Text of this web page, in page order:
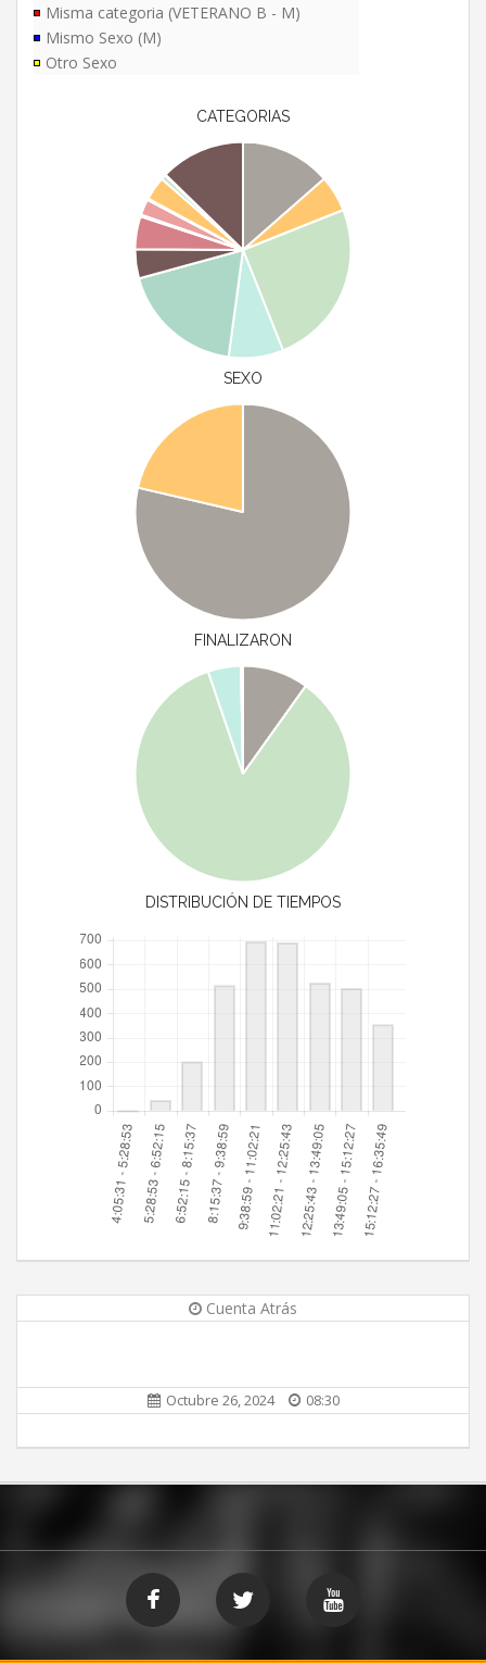
Misma categoria (VETERANO B - M)
Mismo Sexo (M)
Otro Sexo
CATEGORIAS
SEXO
FINALIZARON
DISTRIBUCIÓN DE TIEMPOS
Cuenta Atrás
Octubre 26, 2024 08:30